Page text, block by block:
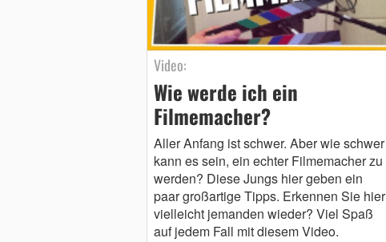
Video:
Wie werde ich ein
Filmemacher?
Aller Anfang ist schwer. Aber wie schwer
kann es sein, ein echter Filmemacher zu
werden? Diese Jungs hier geben ein
paar großartige Tipps. Erkennen Sie hier
vielleicht jemanden wieder? Viel Spaß
auf jedem Fall mit diesem Video.